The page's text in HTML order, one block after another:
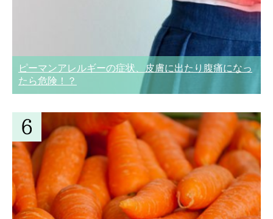
ピーマンアレルギーの症状、皮膚に出たり腹痛になっ
たら危険！？